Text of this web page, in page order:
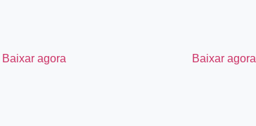
Baixar agora Baixar agora